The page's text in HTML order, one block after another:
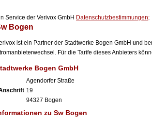
Service der Verivox GmbH Datenschutzbestimmungen;
Bogen
ist ein Partner der Stadtwerke Bogen GmbH und
Für die Tarife dieses Anbieters
Bogen GmbH
Agendorfer Straße
19
94327 Bogen
zu Sw Bogen